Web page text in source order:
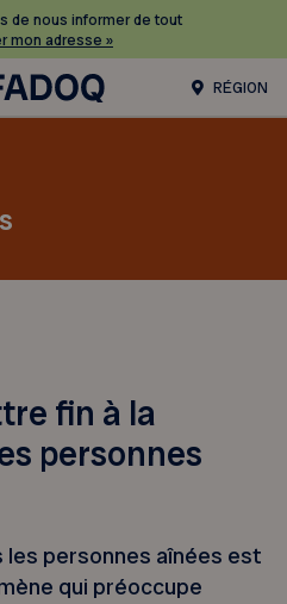
de nous informer de tout
mon adresse »
RÉGION
fin à la
personnes
personnes aînées est
qui préoccupe